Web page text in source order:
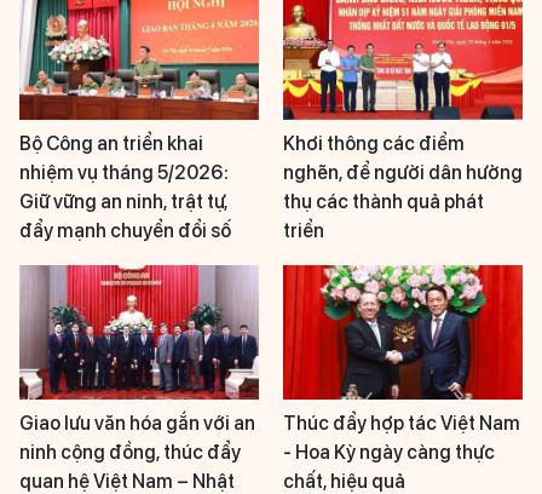
Bộ Công an triển khai
nhiệm vụ tháng 5/2026:
Giữ vững an ninh, trật tự,
đẩy mạnh chuyển đổi số
Khơi thông các điểm
nghẽn, để người dân hưởng
thụ các thành quả phát
triển
Giao lưu văn hóa gắn với an
ninh cộng đồng, thúc đẩy
quan hệ Việt Nam – Nhật
Thúc đẩy hợp tác Việt Nam
- Hoa Kỳ ngày càng thực
chất, hiệu quả